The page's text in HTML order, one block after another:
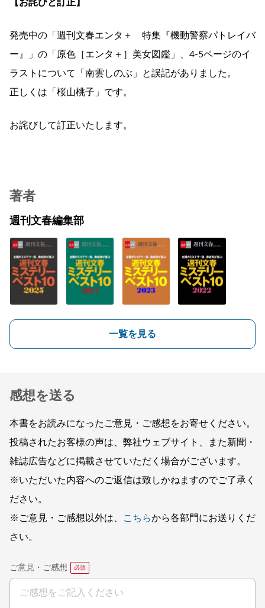
【お詫びと訂正】
発売中の「週刊文春エンタ＋ 特集『機動警察パトレイバ
ー』」の「原色［エンタ＋］美女図鑑」、4-5ページのイ
ラストについて「南雲しのぶ」と誤記がありました。
正しくは「桜山桃子」です。
お詫びして訂正いたします。
著者
週刊文春編集部
一覧を見る
感想を送る
本書をお読みになったご意見・ご感想をお寄せください。
投稿されたお客様の声は、弊社ウェブサイト、また新聞・
雑誌広告などに掲載させていただく場合がございます。
※いただいた内容へのご返信は致しかねますのでご了承く
ださい。
※ご意見・ご感想以外は、
こちらから各部門にお送りくだ
さい。
ご意見・ご感想